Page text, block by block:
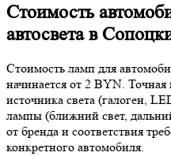
Cтоимость
автосвета в
Стоимость ламп для
начинается от 2 BYN. Точная
источника света (галоген,
лампы (ближний свет,
от бренда и соответствия
конкретного автомобиля.